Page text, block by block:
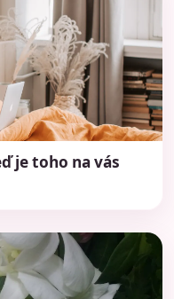
je toho na vás